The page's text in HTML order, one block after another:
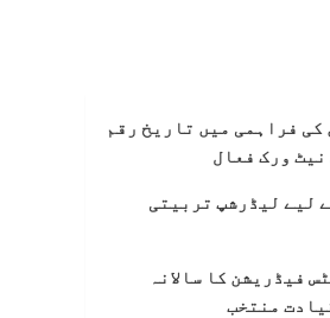
فراہمی میں تاریخ رقم
ورک فعال
لیے لیڈرشپ تربیتی
فیڈریشن کا سالانہ
منتخب